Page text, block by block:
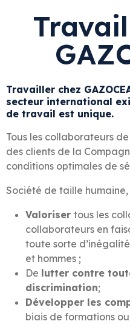
Travailler chez
secteur international
de travail est unique.
Tous les collaborateurs
des clients de la
conditions optimales de
Société de taille
Valoriser tous les
collaborateurs en
toute sorte
et hommes ;
De lutter contre
discrimination;
Développer les
biais de formations